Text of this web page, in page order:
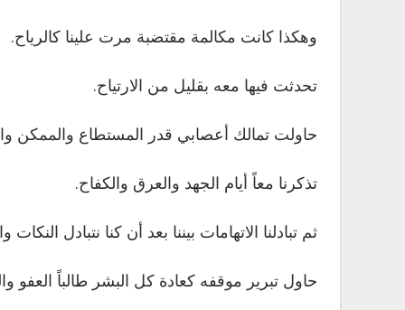
وهكذا كانت مكالمة مقتضبة مرت علينا كالرياح.
تحدثت فيها معه بقليل من الارتياح.
حاولت تمالك أعصابي قدر المستطاع والممكن
تذكرنا معاً أيام الجهد والعرق والكفاح.
ثم تبادلنا الاتهامات بيننا بعد أن كنا نتبادل النكات
حاول تبرير موقفه كعادة كل البشر طالباً العفو